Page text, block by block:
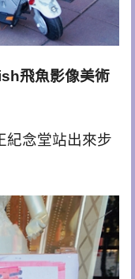
飛魚影像美術
紀念堂站出來步